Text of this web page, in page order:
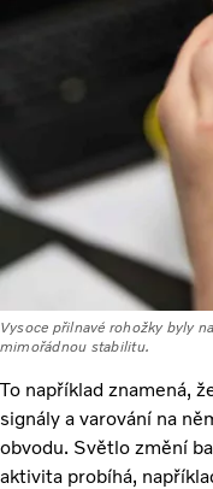
Vysoce přilnavé rohožky byly
mimořádnou stabilitu.
To například znamená,
signály a varování na
obvodu. Světlo změní
aktivita probíhá,